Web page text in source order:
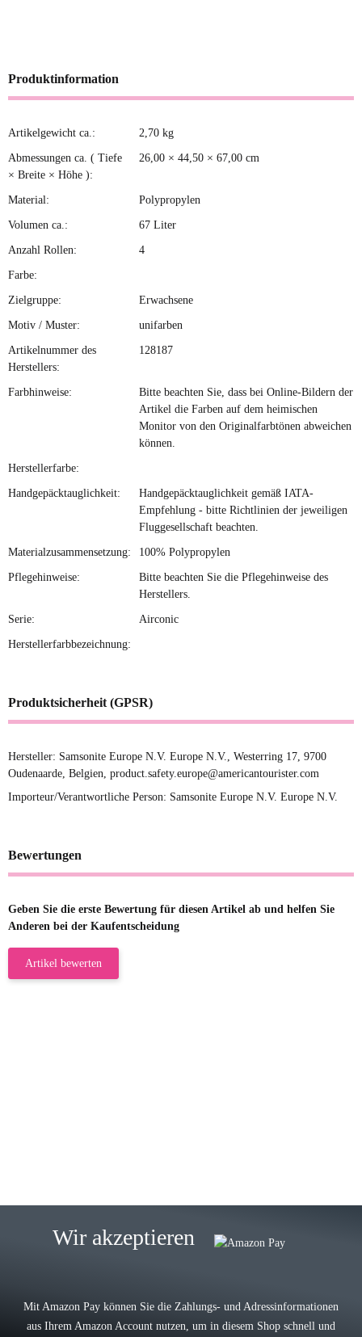
Produktinformation
Produkteigenschaft
Wert
Artikelgewicht ca.: 2,70 kg
Abmessungen ca. ( Tiefe
× Breite × Höhe ):
26,00 × 44,50 × 67,00 cm
Material: Polypropylen
Volumen ca.: 67 Liter
Anzahl Rollen: 4
Farbe:
Zielgruppe: Erwachsene
Motiv / Muster: unifarben
Artikelnummer des
Herstellers:
128187
Farbhinweise:
Bitte beachten Sie, dass bei Online-Bildern der
Artikel die Farben auf dem heimischen
Monitor von den Originalfarbtönen abweichen
können.
Herstellerfarbe:
Handgepäcktauglichkeit:
Handgepäcktauglichkeit gemäß IATA-
Empfehlung - bitte Richtlinien der jeweiligen
Fluggesellschaft beachten.
Materialzusammensetzung: 100% Polypropylen
Pflegehinweise:
Bitte beachten Sie die Pflegehinweise des
Herstellers.
Serie: Airconic
Herstellerfarbbezeichnung:
Produktsicherheit (GPSR)
Hersteller: Samsonite Europe N.V. Europe N.V., Westerring 17, 9700
Oudenaarde, Belgien, product.safety.europe@americantourister.com
Importeur/Verantwortliche Person: Samsonite Europe N.V. Europe N.V.
Bewertungen
Geben Sie die erste Bewertung für diesen Artikel ab und helfen Sie
Anderen bei der Kaufentscheidung
Artikel bewerten
Lieferung, man kann bedenkenlos
Wir akzeptieren
Mit Amazon Pay können Sie die Zahlungs- und Adressinformationen
aus Ihrem Amazon Account nutzen, um in diesem Shop schnell und